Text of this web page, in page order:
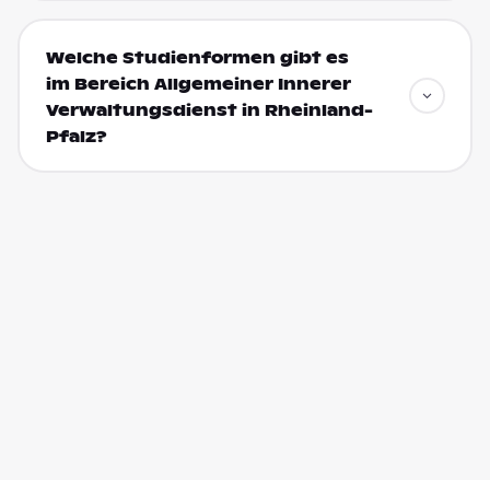
Welche Studienformen gibt es
im Bereich Allgemeiner Innerer
Verwaltungsdienst in Rheinland-
Pfalz?